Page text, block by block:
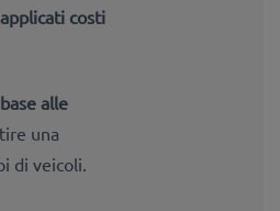
costi
alle
una
di veicoli.